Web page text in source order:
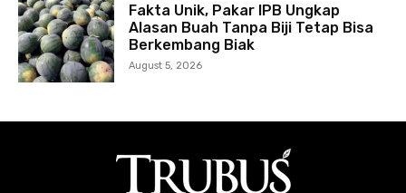
Fakta Unik, Pakar IPB Ungkap
Alasan Buah Tanpa Biji Tetap Bisa
Berkembang Biak
August 5, 2026